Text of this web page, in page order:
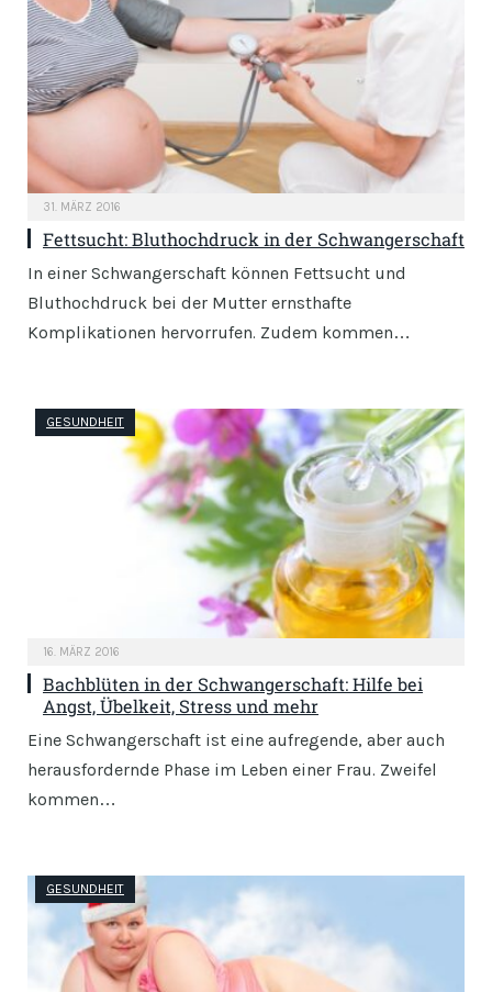
31. MÄRZ 2016
Fettsucht: Bluthochdruck in der Schwangerschaft
In einer Schwangerschaft können Fettsucht und
Bluthochdruck bei der Mutter ernsthafte
Komplikationen hervorrufen. Zudem kommen…
GESUNDHEIT
16. MÄRZ 2016
Bachblüten in der Schwangerschaft: Hilfe bei
Angst, Übelkeit, Stress und mehr
Eine Schwangerschaft ist eine aufregende, aber auch
herausfordernde Phase im Leben einer Frau. Zweifel
kommen…
GESUNDHEIT